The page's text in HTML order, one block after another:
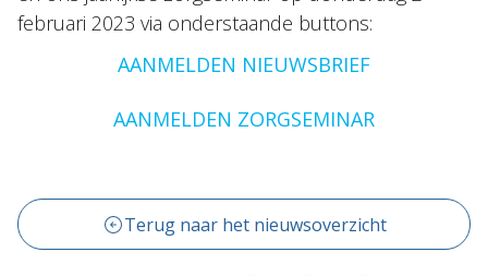
februari 2023 via onderstaande buttons:
AANMELDEN NIEUWSBRIEF
AANMELDEN ZORGSEMINAR
Terug naar het nieuwsoverzicht